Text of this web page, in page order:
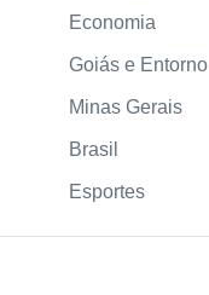
Economia
Goiás e Entorno
Minas Gerais
Brasil
Esportes